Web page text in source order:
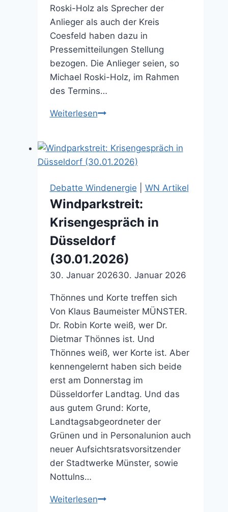
Roski-Holz als Sprecher der
Anlieger als auch der Kreis
Coesfeld haben dazu in
Pressemitteilungen Stellung
bezogen. Die Anlieger seien, so
Michael Roski-Holz, im Rahmen
des Termins…
WeiterlesenWindkraft:
weiter
kontroverse
(18.04.2026)
Debatte Windenergie WN Artikel
Windparkstreit:
Krisengespräch in
Düsseldorf
(30.01.2026)
30. Januar 202630. Januar 2026
Thönnes und Korte treffen sich
Von Klaus Baumeister MÜNSTER.
Dr. Robin Korte weiß, wer Dr.
Dietmar Thönnes ist. Und
Thönnes weiß, wer Korte ist. Aber
kennengelernt haben sich beide
erst am Donnerstag im
Düsseldorfer Landtag. Und das
aus gutem Grund: Korte,
Landtagsabgeordneter der
Grünen und in Personalunion auch
neuer Aufsichtsratsvorsitzender
der Stadtwerke Münster, sowie
Nottulns…
WeiterlesenWindparkstreit: